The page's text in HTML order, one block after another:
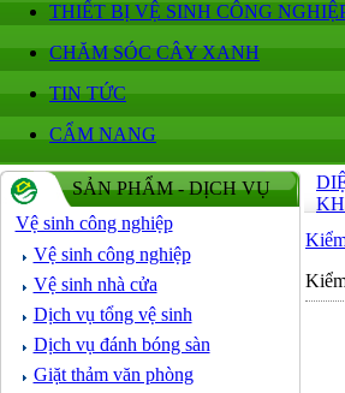
THIẾT BỊ VỆ SINH CÔNG
CHĂM SÓC CÂY XANH
TIN TỨC
CẨM NANG
SẢN PHẨM - DỊCH VỤ
Vệ sinh công nghiệp
Vệ sinh công nghiệp
Vệ sinh nhà cửa
Dịch vụ tổng vệ sinh
Dịch vụ đánh bóng sàn
Giặt thảm văn phòng